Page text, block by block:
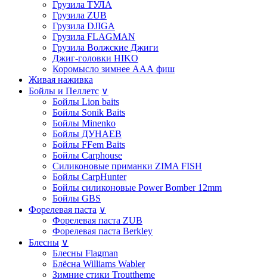
Грузила ТУЛА
Грузила ZUB
Грузила DJIGA
Грузила FLAGMAN
Грузила Волжские Джиги
Джиг-головки HIKO
Коромысло зимнее ААА фиш
Живая наживка
Бойлы и Пеллетс ∨
Бойлы Lion baits
Бойлы Sonik Baits
Бойлы Minenko
Бойлы ДУНАЕВ
Бойлы FFem Baits
Бойлы Carphouse
Силиконовые приманки ZIMA FISH
Бойлы CarpHunter
Бойлы силиконовые Power Bomber 12mm
Бойлы GBS
Форелевая паста ∨
Форелевая паста ZUB
Форелевая паста Berkley
Блесны ∨
Блесны Flagman
Блёсна Williams Wabler
Зимние стики Trouttheme